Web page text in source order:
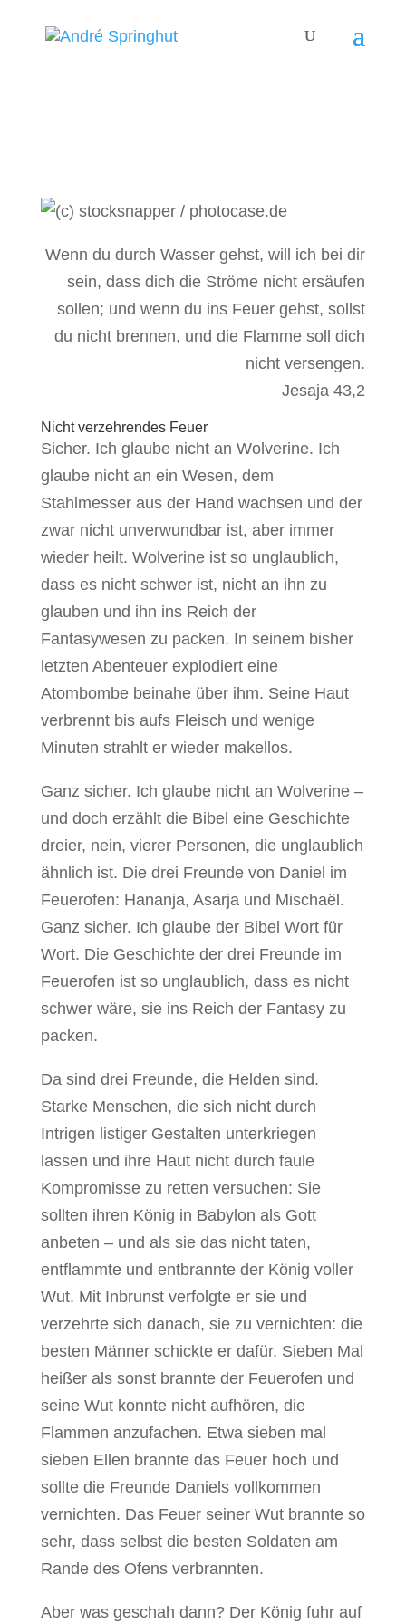
Wenn du durch Wasser gehst, will ich bei dir
sein, dass dich die Ströme nicht ersäufen
sollen; und wenn du ins Feuer gehst, sollst
du nicht brennen, und die Flamme soll dich
nicht versengen.
Jesaja 43,2
Nicht verzehrendes Feuer
Sicher. Ich glaube nicht an Wolverine. Ich
glaube nicht an ein Wesen, dem
Stahlmesser aus der Hand wachsen und der
zwar nicht unverwundbar ist, aber immer
wieder heilt. Wolverine ist so unglaublich,
dass es nicht schwer ist, nicht an ihn zu
glauben und ihn ins Reich der
Fantasywesen zu packen. In seinem bisher
letzten Abenteuer explodiert eine
Atombombe beinahe über ihm. Seine Haut
verbrennt bis aufs Fleisch und wenige
Minuten strahlt er wieder makellos.
Ganz sicher. Ich glaube nicht an Wolverine –
und doch erzählt die Bibel eine Geschichte
dreier, nein, vierer Personen, die unglaublich
ähnlich ist. Die drei Freunde von Daniel im
Feuerofen: Hananja, Asarja und Mischaël.
Ganz sicher. Ich glaube der Bibel Wort für
Wort. Die Geschichte der drei Freunde im
Feuerofen ist so unglaublich, dass es nicht
schwer wäre, sie ins Reich der Fantasy zu
packen.
Da sind drei Freunde, die Helden sind.
Starke Menschen, die sich nicht durch
Intrigen listiger Gestalten unterkriegen
lassen und ihre Haut nicht durch faule
Kompromisse zu retten versuchen: Sie
sollten ihren König in Babylon als Gott
anbeten – und als sie das nicht taten,
entflammte und entbrannte der König voller
Wut. Mit Inbrunst verfolgte er sie und
verzehrte sich danach, sie zu vernichten: die
besten Männer schickte er dafür. Sieben Mal
heißer als sonst brannte der Feuerofen und
seine Wut konnte nicht aufhören, die
Flammen anzufachen. Etwa sieben mal
sieben Ellen brannte das Feuer hoch und
sollte die Freunde Daniels vollkommen
vernichten. Das Feuer seiner Wut brannte so
sehr, dass selbst die besten Soldaten am
Rande des Ofens verbrannten.
Aber was geschah dann? Der König fuhr auf